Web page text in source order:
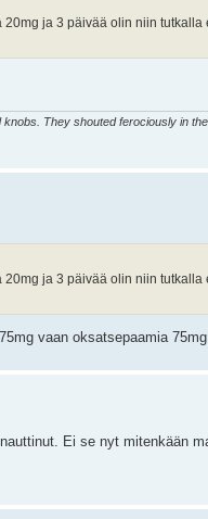
ja 3 päivää olin niin
They shouted ferociously in
ja 3 päivää olin niin
vaan oksatsepaamia
Ei se nyt mitenkään